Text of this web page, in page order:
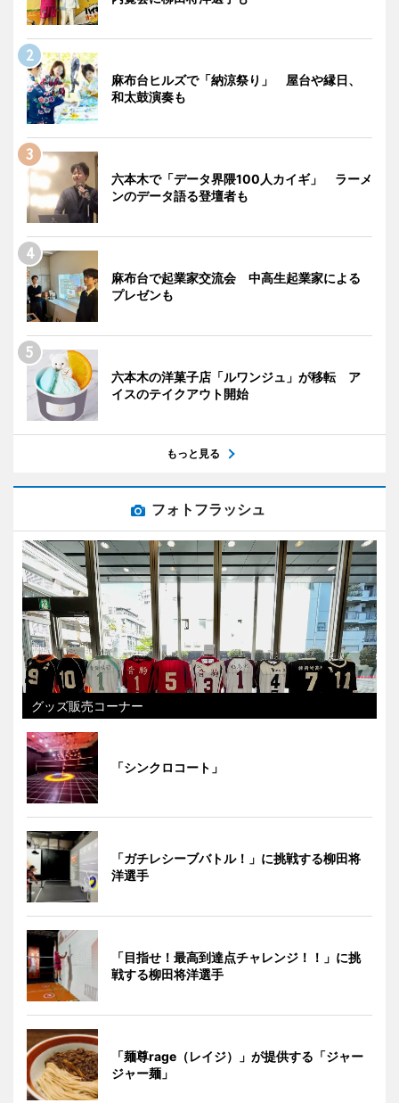
麻布台ヒルズで「納涼祭り」 屋台や縁日、
和太鼓演奏も
六本木で「データ界隈100人カイギ」 ラーメ
ンのデータ語る登壇者も
麻布台で起業家交流会 中高生起業家による
プレゼンも
六本木の洋菓子店「ルワンジュ」が移転 ア
イスのテイクアウト開始
もっと見る
フォトフラッシュ
グッズ販売コーナー
「シンクロコート」
「ガチレシーブバトル！」に挑戦する柳田将
洋選手
「目指せ！最高到達点チャレンジ！！」に挑
戦する柳田将洋選手
「麺尊rage（レイジ）」が提供する「ジャー
ジャー麺」